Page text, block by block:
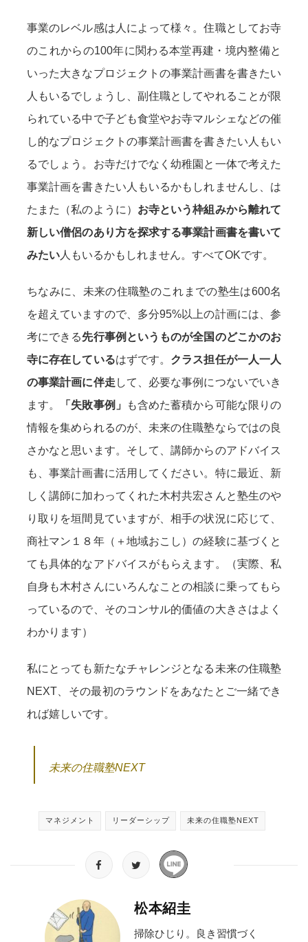
事業のレベル感は人によって様々。住職としてお寺
のこれからの100年に関わる本堂再建・境内整備と
いった大きなプロジェクトの事業計画書を書きたい
人もいるでしょうし、副住職としてやれることが限
られている中で子ども食堂やお寺マルシェなどの催
し的なプロジェクトの事業計画書を書きたい人もい
るでしょう。お寺だけでなく幼稚園と一体で考えた
事業計画を書きたい人もいるかもしれませんし、は
たまた（私のように） お寺という枠組みから離れて
新しい僧侶のあり方を探求する事業計画書を書いて
みたい 人もいるかもしれません。すべてOKです。
ちなみに、未来の住職塾のこれまでの塾生は600名
を超えていますので、多分95%以上の計画には、参
考にできる先行事例というものが全国のどこかのお
寺に存在しているはずです。 クラス担任が一人一人
の事業計画に伴走 して、必要な事例につないでいき
ます。
「失敗事例」
も含めた蓄積から可能な限りの
情報を集められるのが、未来の住職塾ならではの良
さかなと思います。そして、講師からのアドバイス
も、事業計画書に活用してください。特に最近、新
しく講師に加わってくれた木村共宏さんと塾生のや
り取りを垣間見ていますが、相手の状況に応じて、
商社マン１８年（＋地域おこし）の経験に基づくと
ても具体的なアドバイスがもらえます。（実際、私
自身も木村さんにいろんなことの相談に乗ってもら
っているので、そのコンサル的価値の大きさはよく
わかります）
私にとっても新たなチャレンジとなる未来の住職塾
NEXT、その最初のラウンドをあなたとご一緒でき
れば嬉しいです。
未来の住職塾NEXT
マネジメント リーダーシップ 未来の住職塾NEXT
松本紹圭
掃除ひじり。良き習慣づく